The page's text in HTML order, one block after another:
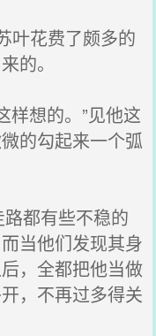
叶花费了颇多的
的。
想的。”见他这
的勾起来一个弧
都有些不稳的
当他们发现其身
，全都把他当做
，不再过多得关